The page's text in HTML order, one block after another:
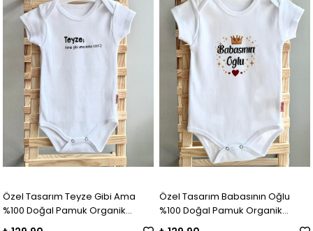
Özel Tasarım Teyze Gibi Ama
%100 Doğal Pamuk Organik
Özel Tasarım Babasının Oğlu
%100 Doğal Pamuk Organik